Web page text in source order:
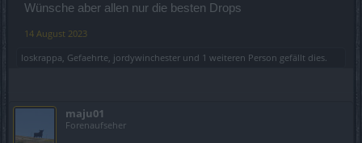
Wünsche aber allen nur die besten Drops
14 August 2023
loskrappa Gefaehrte jordywinchester und 1 weiteren Person gefällt dies.
maju01
Forenaufseher